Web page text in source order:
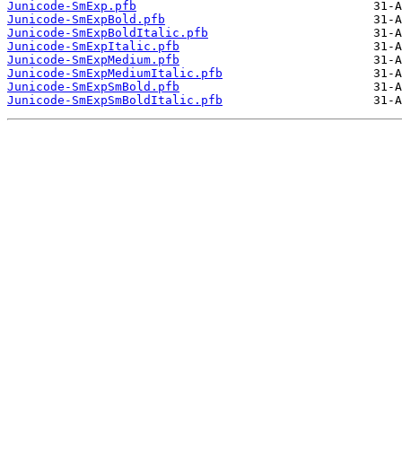
Junicode-SmExp.pfb
Junicode-SmExpBold.pfb
Junicode-SmExpBoldItalic.pfb
Junicode-SmExpItalic.pfb
Junicode-SmExpMedium.pfb
Junicode-SmExpMediumItalic.pfb
Junicode-SmExpSmBold.pfb
Junicode-SmExpSmBoldItalic.pfb